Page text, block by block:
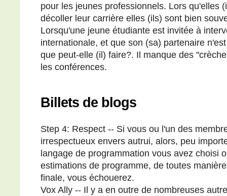
pour les jeunes professionnels. Lors qu'elles
décoller leur carrière elles (ils) sont bien
Lorsqu'une jeune étudiante est invitée à
internationale, et que son (sa) partenaire
que peut-elle (il) faire?. Il manque des
les conférences.
Billets de blogs
Step 4: Respect -- Si vous ou l'un des
irrespectueux envers autrui, alors, peu
langage de programmation vous avez choisi
estimations de programme, de toutes
finale, vous échouerez.
Vox Ally -- Il y a en outre de nombreuses